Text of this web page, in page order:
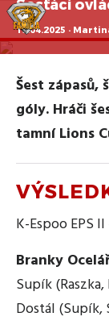
Šesťáci
19.04.2025 ·
Šest zápasů,
góly. Hráči
tamní Lions
K-Espoo EPS
Branky
Supík
Dostál (Supík,